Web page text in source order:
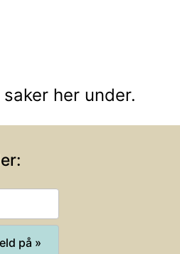
her under.
:
på »